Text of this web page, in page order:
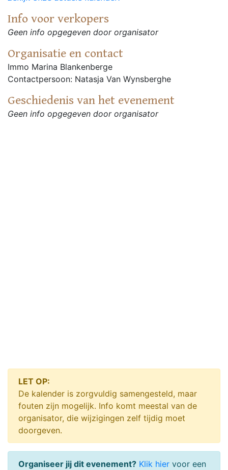
Info voor verkopers
Geen info opgegeven door organisator
Organisatie en contact
Immo Marina Blankenberge
Contactpersoon: Natasja Van Wynsberghe
Geschiedenis van het evenement
Geen info opgegeven door organisator
LET OP:
De kalender is zorgvuldig samengesteld, maar
fouten zijn mogelijk. Info komt meestal van de
organisator, die wijzigingen zelf tijdig moet
doorgeven.
Organiseer jij dit evenement? Klik hier voor een